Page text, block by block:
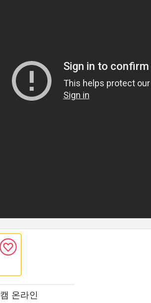
온라인